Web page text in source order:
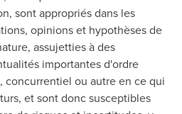
sont appropriés dans les
opinions et hypothèses de
assujetties à des
importantes d'ordre
concurrentiel ou autre en ce qui
et sont donc susceptibles